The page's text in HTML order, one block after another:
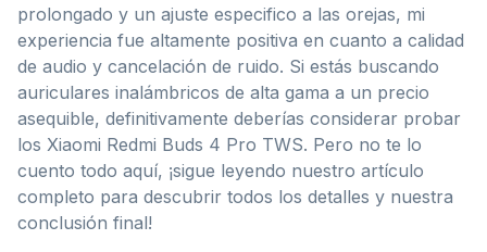
prolongado y un ajuste especifico a las orejas, mi
experiencia fue altamente positiva en cuanto a calidad
de audio y cancelación de ruido. Si estás buscando
auriculares inalámbricos de alta gama a un precio
asequible, definitivamente deberías considerar probar
los Xiaomi Redmi Buds 4 Pro TWS. Pero no te lo
cuento todo aquí, ¡sigue leyendo nuestro artículo
completo para descubrir todos los detalles y nuestra
conclusión final!